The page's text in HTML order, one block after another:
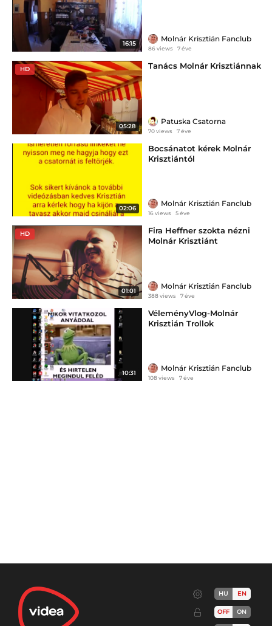
16:15
Molnár Krisztián Fanclub
86 views 7 éve
HD
05:28
Tanács Molnár Krisztiánnak
Patuska Csatorna
70 views 7 éve
02:06
Bocsánatot kérek Molnár
Krisztiántól
Molnár Krisztián Fanclub
16 views 5 éve
HD
01:01
Fira Heffner szokta nézni
Molnár Krisztiánt
Molnár Krisztián Fanclub
388 views 7 éve
10:31
VéleményVlog-Molnár
Krisztián Trollok
Molnár Krisztián Fanclub
108 views 7 éve
HU EN
OFF ON